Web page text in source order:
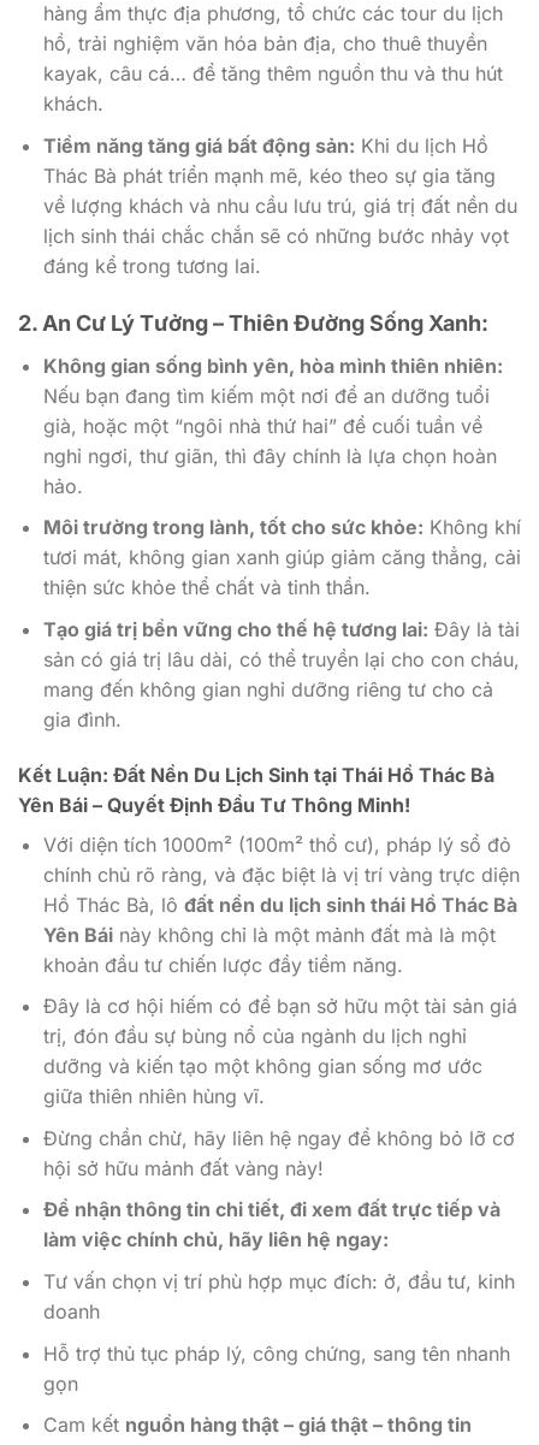
hàng ẩm thực địa phương, tổ chức các tour du lịch
hồ, trải nghiệm văn hóa bản địa, cho thuê thuyền
kayak, câu cá… để tăng thêm nguồn thu và thu hút
khách.
Tiềm năng tăng giá bất động sản: Khi du lịch Hồ
Thác Bà phát triển mạnh mẽ, kéo theo sự gia tăng
về lượng khách và nhu cầu lưu trú, giá trị đất nền du
lịch sinh thái chắc chắn sẽ có những bước nhảy vọt
đáng kể trong tương lai.
2. An Cư Lý Tưởng – Thiên Đường Sống Xanh:
Không gian sống bình yên, hòa mình thiên nhiên:
Nếu bạn đang tìm kiếm một nơi để an dưỡng tuổi
già, hoặc một “ngôi nhà thứ hai” để cuối tuần về
nghỉ ngơi, thư giãn, thì đây chính là lựa chọn hoàn
hảo.
Môi trường trong lành, tốt cho sức khỏe: Không khí
tươi mát, không gian xanh giúp giảm căng thẳng, cải
thiện sức khỏe thể chất và tinh thần.
Tạo giá trị bền vững cho thế hệ tương lai: Đây là tài
sản có giá trị lâu dài, có thể truyền lại cho con cháu,
mang đến không gian nghỉ dưỡng riêng tư cho cả
gia đình.
Kết Luận: Đất Nền Du Lịch Sinh tại Thái Hồ Thác Bà
Yên Bái – Quyết Định Đầu Tư Thông Minh!
Với diện tích 1000m² (100m² thổ cư), pháp lý sổ đỏ
chính chủ rõ ràng, và đặc biệt là vị trí vàng trực diện
Hồ Thác Bà, lô đất nền du lịch sinh thái Hồ Thác Bà
Yên Báinày không chỉ là một mảnh đất mà là một
khoản đầu tư chiến lược đầy tiềm năng.
Đây là cơ hội hiếm có để bạn sở hữu một tài sản giá
trị, đón đầu sự bùng nổ của ngành du lịch nghỉ
dưỡng và kiến tạo một không gian sống mơ ước
giữa thiên nhiên hùng vĩ.
Đừng chần chừ, hãy liên hệ ngay để không bỏ lỡ cơ
hội sở hữu mảnh đất vàng này!
Để nhận thông tin chi tiết, đi xem đất trực tiếp và
làm việc chính chủ, hãy liên hệ ngay:
Tư vấn chọn vị trí phù hợp mục đích: ở, đầu tư, kinh
doanh
Hỗ trợ thủ tục pháp lý, công chứng, sang tên nhanh
gọn
Cam kết nguồn hàng thật – giá thật – thông tin